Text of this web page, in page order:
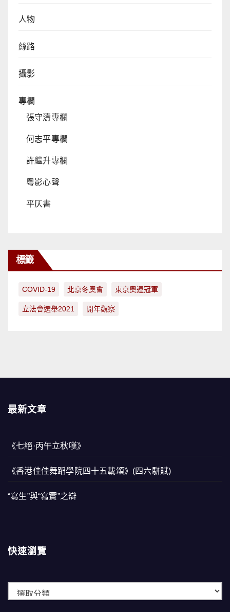
人物
絲路
攝影
專欄
張守濤專欄
何志平專欄
許繼升專欄
粵影心聲
平仄書
標籤
COVID-19 北京冬奧會 東京奧運冠軍
立法會選舉2021 開年觀察
最新文章
《七絕·丙午立秋嘆》
《香港佳佳舞蹈學院四十五載頌》(四六駢賦)
“寫生”與“寫實”之辯
快速瀏覽